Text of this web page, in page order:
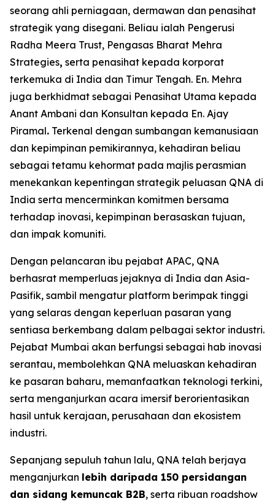
seorang ahli perniagaan, dermawan dan penasihat
strategik yang disegani. Beliau ialah Pengerusi
Radha Meera Trust, Pengasas Bharat Mehra
Strategies, serta penasihat kepada korporat
terkemuka di India dan Timur Tengah. En. Mehra
juga berkhidmat sebagai Penasihat Utama kepada
Anant Ambani dan Konsultan kepada En. Ajay
Piramal. Terkenal dengan sumbangan kemanusiaan
dan kepimpinan pemikirannya, kehadiran beliau
sebagai tetamu kehormat pada majlis perasmian
menekankan kepentingan strategik peluasan QNA di
India serta mencerminkan komitmen bersama
terhadap inovasi, kepimpinan berasaskan tujuan,
dan impak komuniti.
Dengan pelancaran ibu pejabat APAC, QNA
berhasrat memperluas jejaknya di India dan Asia-
Pasifik, sambil mengatur platform berimpak tinggi
yang selaras dengan keperluan pasaran yang
sentiasa berkembang dalam pelbagai sektor industri.
Pejabat Mumbai akan berfungsi sebagai hab inovasi
serantau, membolehkan QNA meluaskan kehadiran
ke pasaran baharu, memanfaatkan teknologi terkini,
serta menganjurkan acara imersif berorientasikan
hasil untuk kerajaan, perusahaan dan ekosistem
industri.
Sepanjang sepuluh tahun lalu, QNA telah berjaya
menganjurkan lebih daripada 150 persidangan
dan sidang kemuncak B2B, serta ribuan roadshow